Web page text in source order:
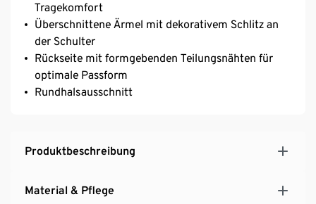
Tragekomfort
Überschnittene Ärmel mit dekorativem Schlitz an
der Schulter
Rückseite mit formgebenden Teilungsnähten für
optimale Passform
Rundhalsausschnitt
Produktbeschreibung
Material & Pflege